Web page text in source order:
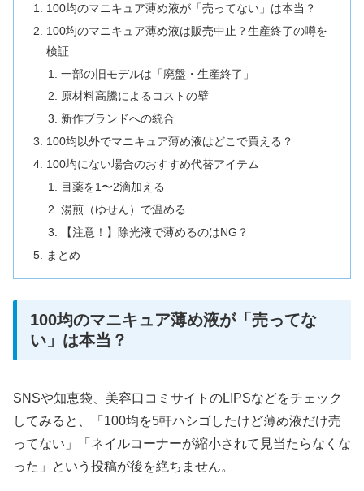
100均のマニキュア薄め液が「売ってない」は本当？
100均のマニキュア薄め液は販売中止？生産終了の噂を
検証
一部の旧モデルは「廃盤・生産終了」
原材料高騰によるコストの壁
新作ブランドへの統合
100均以外でマニキュア薄め液はどこで買える？
100均にない場合のおすすめ代替アイテム
目薬を1〜2滴加える
湯煎（ゆせん）で温める
【注意！】除光液で薄めるのはNG？
まとめ
100均のマニキュア薄め液が「売ってな
い」は本当？
SNSや知恵袋、美容口コミサイトのLIPSなどをチェック
してみると、「100均を5軒ハシゴしたけど薄め液だけ売
ってない」「ネイルコーナーが縮小されて見当たらなくな
った」という投稿が後を絶ちません。